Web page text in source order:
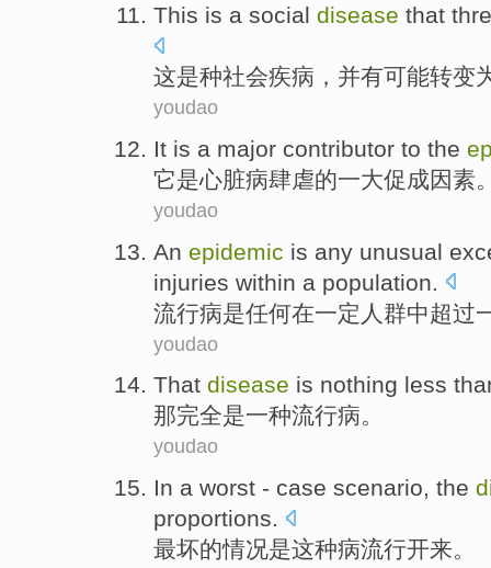
This is a social disease that
这是种社会疾病 ， 并有可能转变
youdao
It is a major contributor to the
它是心脏病肆虐的一大促成因素
youdao
An epidemic is any unusual
injuries within a population
流行病是任何在一定 人群中超过
youdao
That disease is nothing less
那完全是一种流行病。
youdao
In a worst - case scenario, the
proportions.
最坏的情况是这种病流行开来。